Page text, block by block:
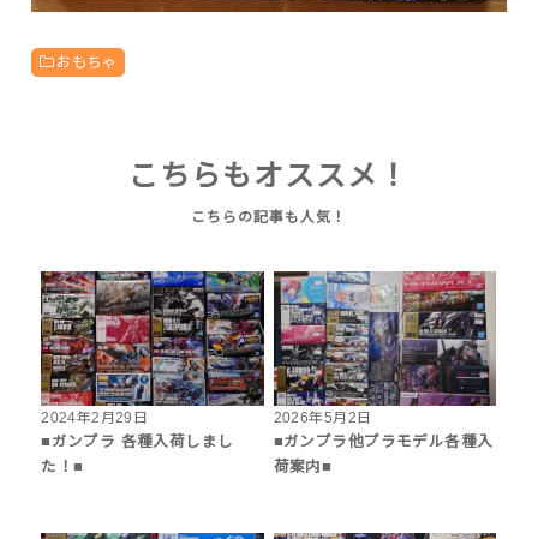
おもちゃ
こちらもオススメ！
2024年2月29日
■ガンプラ 各種入荷しまし
た！■
2026年5月2日
■ガンプラ他プラモデル各種入
荷案内■